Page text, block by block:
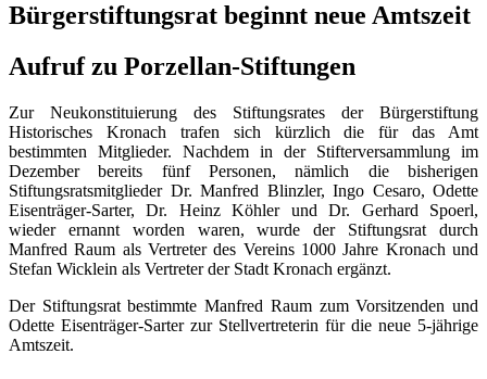
Bürgerstiftungsrat beginnt neue Amtszeit
Aufruf zu Porzellan-Stiftungen
Zur Neukonstituierung des Stiftungsrates der Bürgerstiftung
Historisches Kronach trafen sich kürzlich die für das Amt
bestimmten Mitglieder. Nachdem in der Stifterversammlung im
Dezember bereits fünf Personen, nämlich die bisherigen
Stiftungsratsmitglieder Dr. Manfred Blinzler, Ingo Cesaro, Odette
Eisenträger-Sarter, Dr. Heinz Köhler und Dr. Gerhard Spoerl,
wieder ernannt worden waren, wurde der Stiftungsrat durch
Manfred Raum als Vertreter des Vereins 1000 Jahre Kronach und
Stefan Wicklein als Vertreter der Stadt Kronach ergänzt.
Der Stiftungsrat bestimmte Manfred Raum zum Vorsitzenden und
Odette Eisenträger-Sarter zur Stellvertreterin für die neue 5-jährige
Amtszeit.